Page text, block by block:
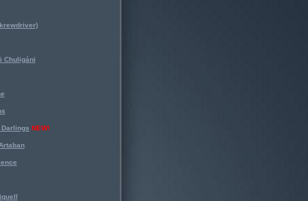
Chuligáni
NEW!